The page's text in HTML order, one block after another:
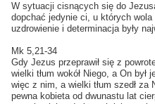
W sytuacji cisnących się do
dopchać jedynie ci, u których
uzdrowienie i determinacja były
Mk 5,21-34
Gdy Jezus przeprawił się z
wielki tłum wokół Niego, a On
więc z nim, a wielki tłum szedł za
pewna kobieta od dwunastu lat